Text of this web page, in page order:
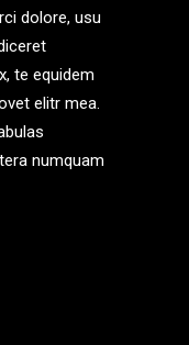
dolore, usu
te equidem
elitr mea.
numquam